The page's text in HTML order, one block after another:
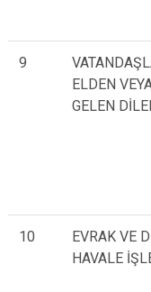
9
ELDEN
GELEN
10
EVRAK VE
HAVALE